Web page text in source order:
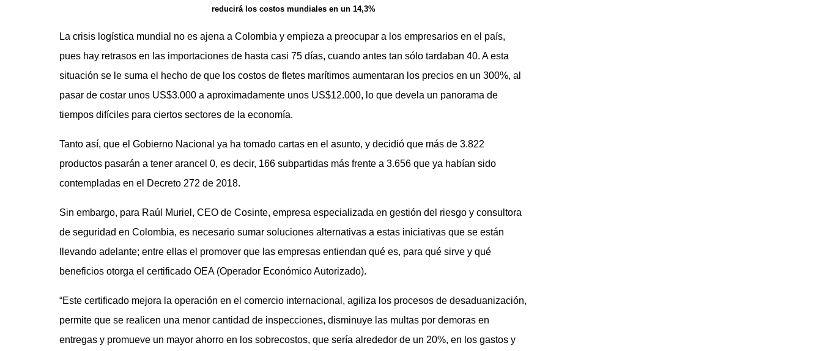
reducirá los costos mundiales en un 14,3%
La crisis logística mundial no es ajena a Colombia y empieza a preocupar a los empresarios en el país,
pues hay retrasos en las importaciones de hasta casi 75 días, cuando antes tan sólo tardaban 40. A esta
situación se le suma el hecho de que los costos de fletes marítimos aumentaran los precios en un 300%, al
pasar de costar unos US$3.000 a aproximadamente unos US$12.000, lo que devela un panorama de
tiempos difíciles para ciertos sectores de la economía.
Tanto así, que el Gobierno Nacional ya ha tomado cartas en el asunto, y decidió que más de 3.822
productos pasarán a tener arancel 0, es decir, 166 subpartidas más frente a 3.656 que ya habían sido
contempladas en el Decreto 272 de 2018.
Sin embargo, para Raúl Muriel, CEO de Cosinte, empresa especializada en gestión del riesgo y consultora
de seguridad en Colombia, es necesario sumar soluciones alternativas a estas iniciativas que se están
llevando adelante; entre ellas el promover que las empresas entiendan qué es, para qué sirve y qué
beneficios otorga el certificado OEA (Operador Económico Autorizado).
“Este certificado mejora la operación en el comercio internacional, agiliza los procesos de desaduanización,
permite que se realicen una menor cantidad de inspecciones, disminuye las multas por demoras en
entregas y promueve un mayor ahorro en los sobrecostos, que sería alrededor de un 20%, en los gastos y